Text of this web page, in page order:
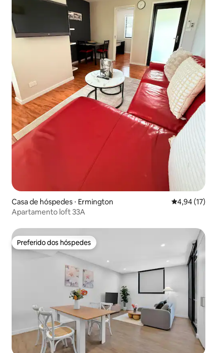
Casa de hóspedes ⋅ Ermington 4,94 de uma
4,94 (17)
Apartamento loft 33A
Preferido dos hóspedes
Preferido dos hóspedes